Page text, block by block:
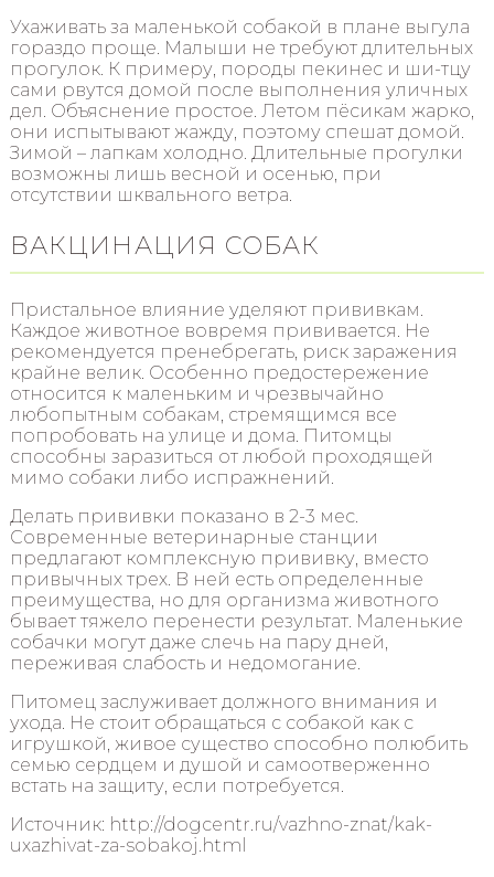
Ухаживать за маленькой собакой в плане выгула
гораздо проще. Малыши не требуют длительных
прогулок. К примеру, породы пекинес и ши-тцу
сами рвутся домой после выполнения уличных
дел. Объяснение простое. Летом пёсикам жарко,
они испытывают жажду, поэтому спешат домой.
Зимой – лапкам холодно. Длительные прогулки
возможны лишь весной и осенью, при
отсутствии шквального ветра.
ВАКЦИНАЦИЯ СОБАК
Пристальное влияние уделяют прививкам.
Каждое животное вовремя прививается. Не
рекомендуется пренебрегать, риск заражения
крайне велик. Особенно предостережение
относится к маленьким и чрезвычайно
любопытным собакам, стремящимся все
попробовать на улице и дома. Питомцы
способны заразиться от любой проходящей
мимо собаки либо испражнений.
Делать прививки показано в 2-3 мес.
Современные ветеринарные станции
предлагают комплексную прививку, вместо
привычных трех. В ней есть определенные
преимущества, но для организма животного
бывает тяжело перенести результат. Маленькие
собачки могут даже слечь на пару дней,
переживая слабость и недомогание.
Питомец заслуживает должного внимания и
ухода. Не стоит обращаться с собакой как с
игрушкой, живое существо способно полюбить
семью сердцем и душой и самоотверженно
встать на защиту, если потребуется.
Источник: http://dogcentr.ru/vazhno-znat/kak-
uxazhivat-za-sobakoj.html